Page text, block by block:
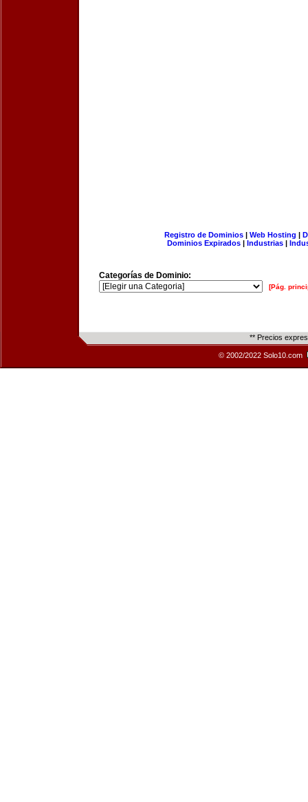
Registro de Dominios| Web Hosting |
Dominios Expirados | Industrias |
Categorías de Dominio:
[Pág.
** Precios
© 2002/2022 Solo10.com